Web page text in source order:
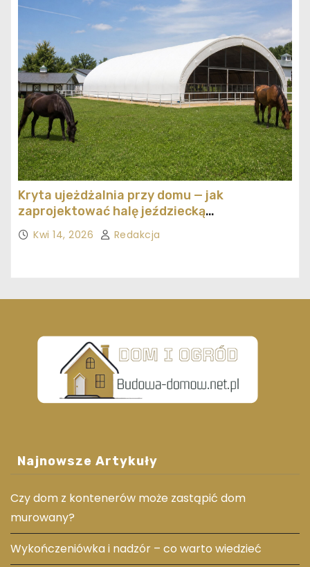
Kryta ujeżdżalnia przy domu — jak
zaprojektować halę jeździecką
ekonomicznie
Kwi 14, 2026 Redakcja
Najnowsze Artykuły
Czy dom z kontenerów może zastąpić dom
murowany?
Wykończeniówka i nadzór – co warto wiedzieć